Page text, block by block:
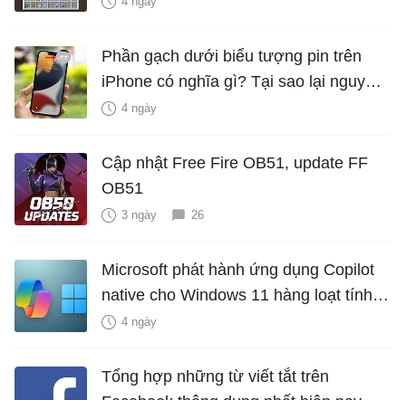
Phần gạch dưới biểu tượng pin trên
iPhone có nghĩa gì? Tại sao lại nguy
hiểm?
4 ngày
Cập nhật Free Fire OB51, update FF
OB51
3 ngày 26
Microsoft phát hành ứng dụng Copilot
native cho Windows 11 hàng loạt tính
năng mới Hữu Ích
4 ngày
Tổng hợp những từ viết tắt trên